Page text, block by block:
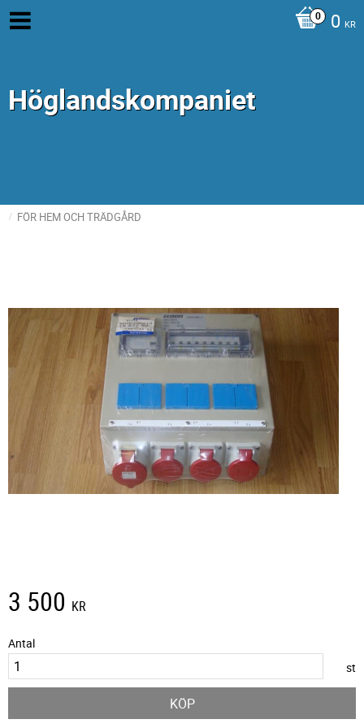
0 KR
Höglandskompaniet
FÖR HEM OCH TRÄDGÅRD
3 500 KR
Antal
st
KÖP